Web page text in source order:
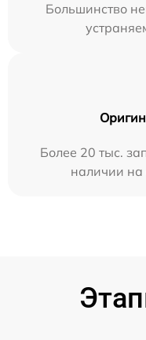
Большинство
Более 20 тыс.
наличии на